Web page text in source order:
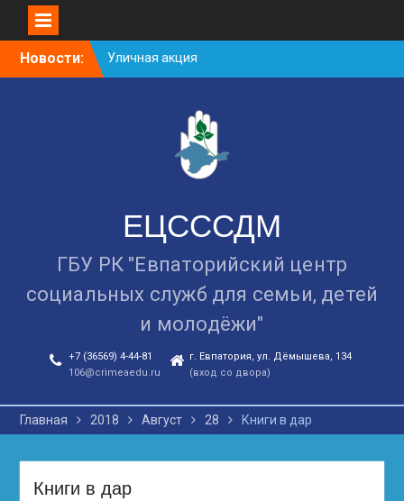
SkipНовости:
«Здоровью — ДА!
молодожёнов прошло в
Cоциологический опрос
граждан старше 55 лет по
вопросам занятости
ЕЦСССДМ
ГБУ РК "Евпаторийский центр
социальных служб для семьи, детей
и молодёжи"
+7 (36569) 4-44-81
106@crimeaedu.ru
г. Евпатория, ул. Дёмышева, 134
(вход со двора)
Главная 2018 Август 28 Книги в дар
Книги в дар